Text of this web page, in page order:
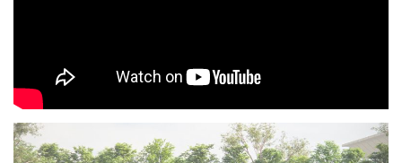
2018
2017
2016
2019
2020
2021